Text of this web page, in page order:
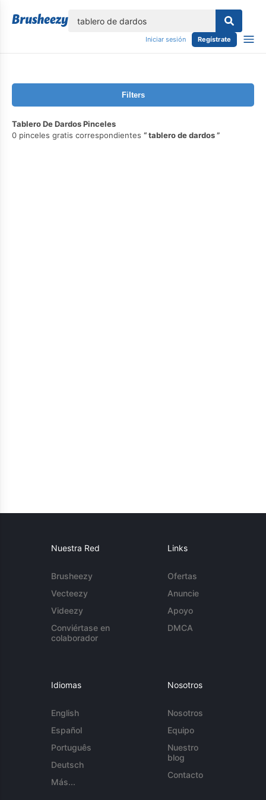
Iniciar sesión Regístrate
Filters
Tablero De Dardos Pinceles
0 pinceles gratis correspondientes
tablero de dardos
Nuestra Red
Brusheezy
Vecteezy
Videezy
Conviértase en
colaborador
Links
Ofertas
Anuncie
Apoyo
DMCA
Idiomas
English
Español
Português
Deutsch
Más...
Nosotros
Nosotros
Equipo
Nuestro
blog
Contacto